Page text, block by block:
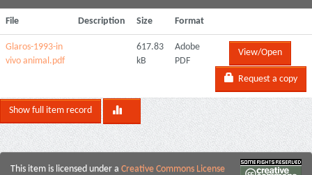
File Description Size Format
Glaros-1993-in
vivo animal.pdf
617.83
kB
Adobe
PDF
View/Open
Request a copy
Show full item record
This item is licensed under a Creative Commons License